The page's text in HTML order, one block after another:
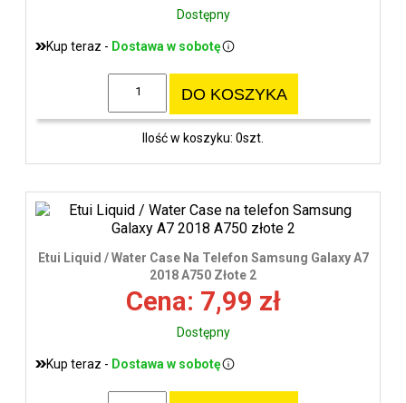
Dostępny
Kup teraz - Dostawa w sobotę
DO KOSZYKA
Ilość w koszyku: 0szt.
Etui Liquid / Water Case Na Telefon Samsung Galaxy A7
2018 A750 Złote 2
Cena: 7,99 zł
Dostępny
Kup teraz - Dostawa w sobotę